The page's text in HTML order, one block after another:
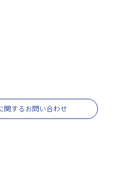
関するお問い合わせ